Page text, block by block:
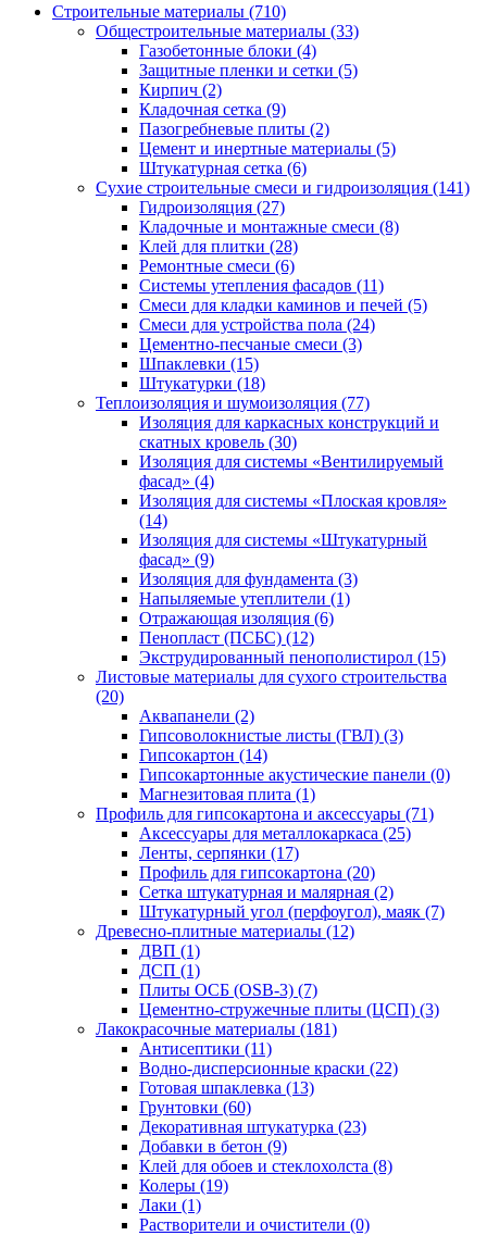
Строительные материалы (710)
Общестроительные материалы (33)
Газобетонные блоки (4)
Защитные пленки и сетки (5)
Кирпич (2)
Кладочная сетка (9)
Пазогребневые плиты (2)
Цемент и инертные материалы (5)
Штукатурная сетка (6)
Сухие строительные смеси и гидроизоляция (141)
Гидроизоляция (27)
Кладочные и монтажные смеси (8)
Клей для плитки (28)
Ремонтные смеси (6)
Системы утепления фасадов (11)
Смеси для кладки каминов и печей (5)
Смеси для устройства пола (24)
Цементно-песчаные смеси (3)
Шпаклевки (15)
Штукатурки (18)
Теплоизоляция и шумоизоляция (77)
Изоляция для каркасных конструкций и
скатных кровель (30)
Изоляция для системы «Вентилируемый
фасад» (4)
Изоляция для системы «Плоская кровля»
(14)
Изоляция для системы «Штукатурный
фасад» (9)
Изоляция для фундамента (3)
Напыляемые утеплители (1)
Отражающая изоляция (6)
Пенопласт (ПСБС) (12)
Экструдированный пенополистирол (15)
Листовые материалы для сухого строительства
(20)
Аквапанели (2)
Гипсоволокнистые листы (ГВЛ) (3)
Гипсокартон (14)
Гипсокартонные акустические панели (0)
Магнезитовая плита (1)
Профиль для гипсокартона и аксессуары (71)
Аксессуары для металлокаркаса (25)
Ленты, серпянки (17)
Профиль для гипсокартона (20)
Сетка штукатурная и малярная (2)
Штукатурный угол (перфоугол), маяк (7)
Древесно-плитные материалы (12)
ДВП (1)
ДСП (1)
Плиты ОСБ (OSB-3) (7)
Цементно-стружечные плиты (ЦСП) (3)
Лакокрасочные материалы (181)
Антисептики (11)
Водно-дисперсионные краски (22)
Готовая шпаклевка (13)
Грунтовки (60)
Декоративная штукатурка (23)
Добавки в бетон (9)
Клей для обоев и стеклохолста (8)
Колеры (19)
Лаки (1)
Растворители и очистители (0)